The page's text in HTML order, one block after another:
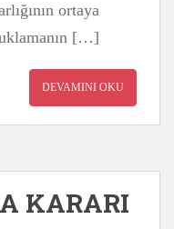
ortaya
[…]
DEVAMINI OKU
KARARI